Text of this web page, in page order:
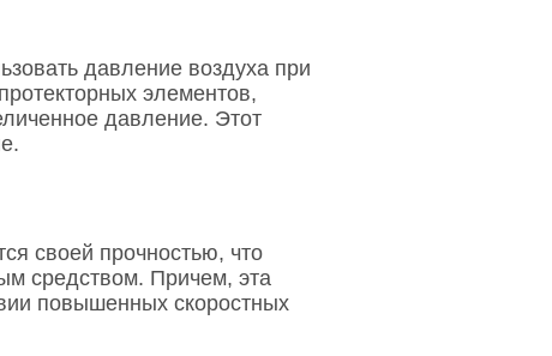
давление воздуха при
элементов,
давление. Этот
своей прочностью, что
средством. Причем, эта
повышенных скоростных